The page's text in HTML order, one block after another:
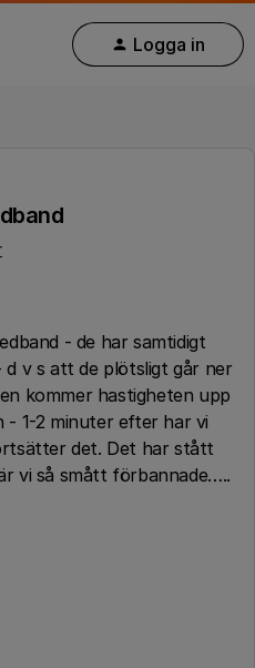
Logga in
- de har samtidigt
v s att de plötsligt går ner
kommer hastigheten upp
- 1-2 minuter efter har vi
det. Det har stått
vi så smått förbannade…..